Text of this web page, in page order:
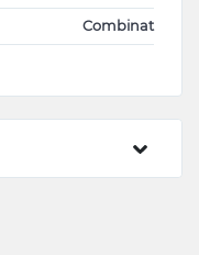
Combinat